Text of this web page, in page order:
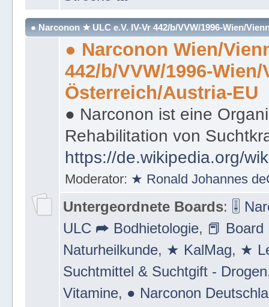
Strecke ⛪
● Narconon ★ ULC e.V. IV-Vr 442/b/VVW/1996-Wien/
● Narconon Wien/
442/b/VVW/1996-
Österreich/Austria-EU
● Narconon ist eine
Rehabilitation von
https://de.wikipedia.org/
Moderator:★ Ronald Johannes
Untergeordnete Boards :🎚
ULC ➦ Bodhietologie,📕 Board
Naturheilkunde,★ KalMag,★
Suchtmittel & Suchtgift - Drogen